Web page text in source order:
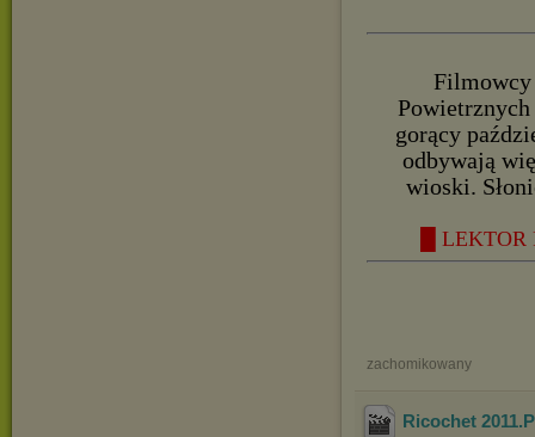
Filmowcy
gorący
odbywają
wioski.
█
zachomikowany
Ricochet